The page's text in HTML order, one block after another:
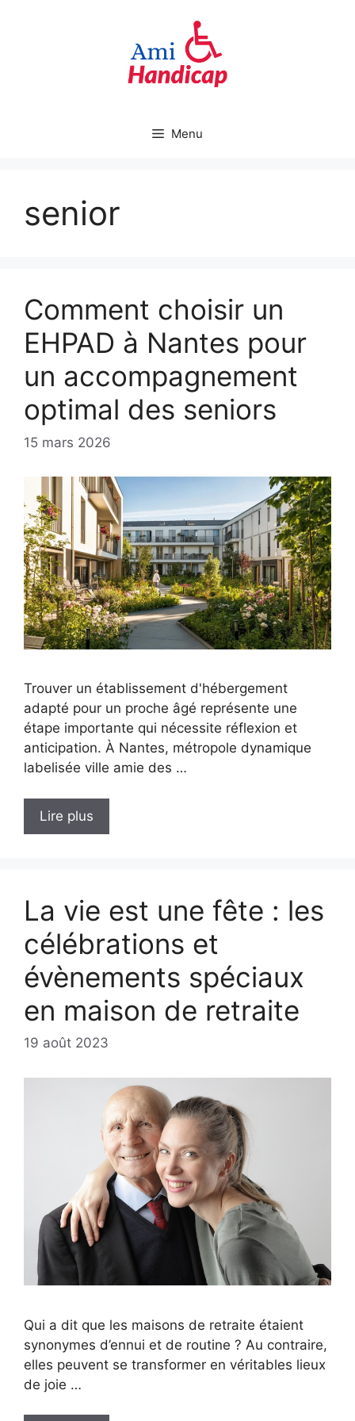
Menu
senior
Comment choisir un
EHPAD à Nantes pour
un accompagnement
optimal des seniors
15 mars 2026
Trouver un établissement d'hébergement
adapté pour un proche âgé représente une
étape importante qui nécessite réflexion et
anticipation. À Nantes, métropole dynamique
labelisée ville amie des …
Lire plus
La vie est une fête : les
célébrations et
évènements spéciaux
en maison de retraite
19 août 2023
Qui a dit que les maisons de retraite étaient
synonymes d’ennui et de routine ? Au contraire,
elles peuvent se transformer en véritables lieux
de joie …